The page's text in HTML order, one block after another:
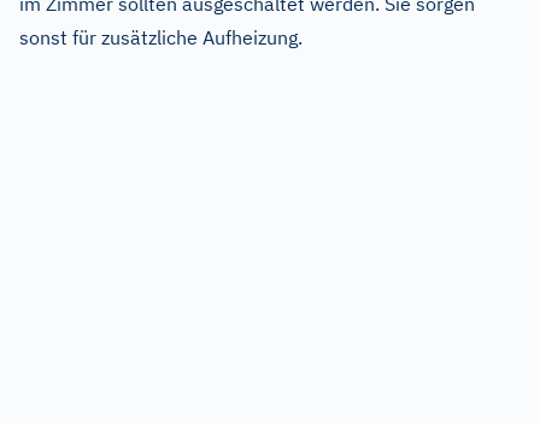
sonst für zusätzliche Aufheizung.